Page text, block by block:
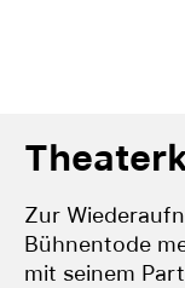
Zur
Bühnentode
mit seinem